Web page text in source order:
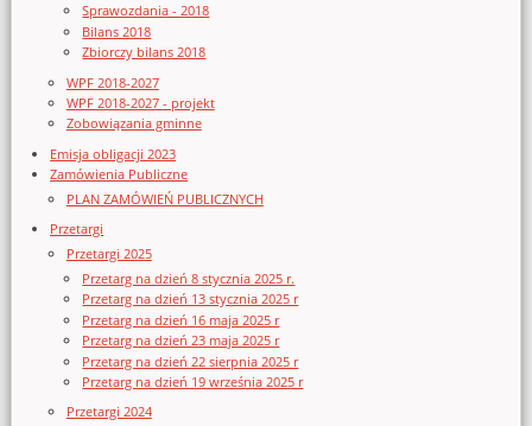
Sprawozdania - 2018
Bilans 2018
Zbiorczy bilans 2018
WPF 2018-2027
WPF 2018-2027 - projekt
Zobowiązania gminne
Emisja obligacji 2023
Zamówienia Publiczne
PLAN ZAMÓWIEŃ PUBLICZNYCH
Przetargi
Przetargi 2025
Przetarg na dzień 8 stycznia 2025 r.
Przetarg na dzień 13 stycznia 2025 r
Przetarg na dzień 16 maja 2025 r
Przetarg na dzień 23 maja 2025 r
Przetarg na dzień 22 sierpnia 2025 r
Przetarg na dzień 19 września 2025 r
Przetargi 2024